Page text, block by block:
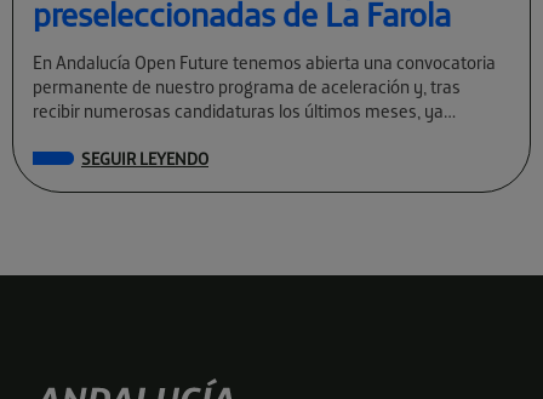
preseleccionadas de La Farola
En Andalucía Open Future tenemos abierta una convocatoria
permanente de nuestro programa de aceleración y, tras
recibir numerosas candidaturas los últimos meses, ya
SEGUIR LEYENDO